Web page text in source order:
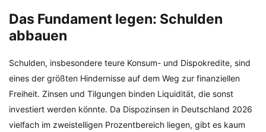
Das Fundament legen: Schulden
abbauen
Schulden, insbesondere teure Konsum- und Dispokredite, sind
eines der größten Hindernisse auf dem Weg zur finanziellen
Freiheit. Zinsen und Tilgungen binden Liquidität, die sonst
investiert werden könnte. Da Dispozinsen in Deutschland 2026
vielfach im zweistelligen Prozentbereich liegen, gibt es kaum